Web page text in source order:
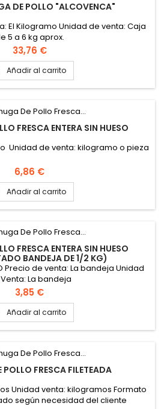
DE POLLO "ALCOVENCA"
El Kilogramo Unidad de venta: Caja
5 a 6 kg aprox.
Precio
33,76 €
Añadir al carrito
FRESCA ENTERA SIN HUESO
Unidad de venta: kilogramo o pieza
Precio
6,86 €
Añadir al carrito
FRESCA ENTERA SIN HUESO
BANDEJA DE 1/2 KG)
Precio de venta: La bandeja Unidad
La bandeja
Precio
3,85 €
Añadir al carrito
POLLO FRESCA FILETEADA
Unidad venta: kilogramos Formato
según necesidad del cliente